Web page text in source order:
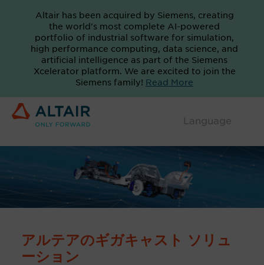
Altair has been acquired by Siemens, creating
the world's most complete AI-powered
portfolio of industrial software for simulation,
high performance computing, data science, and
artificial intelligence as part of the Siemens
Xcelerator platform. We are excited to join the
Siemens family! Read More
アルテアのギガキャスト ソリュ
ーション